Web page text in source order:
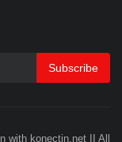
Subscribe
with konectin.net II All